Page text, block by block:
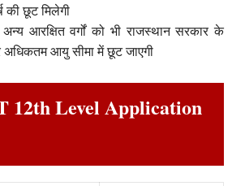
की छूट मिलेगी
आरक्षित वर्गों को भी राजस्थान सरकार के
अधिकतम आयु सीमा में छूट जाएगी
12th Level Application